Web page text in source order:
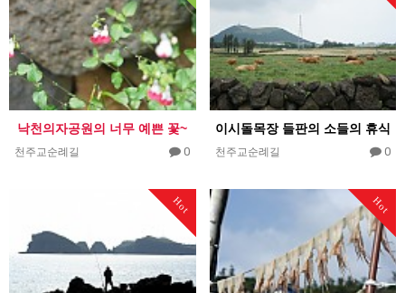
낙천의자공원의 너무 예쁜 꽃~
천주교순례길 0
이시돌목장 들판의 소들의 휴식
천주교순례길 0
Hot Hot